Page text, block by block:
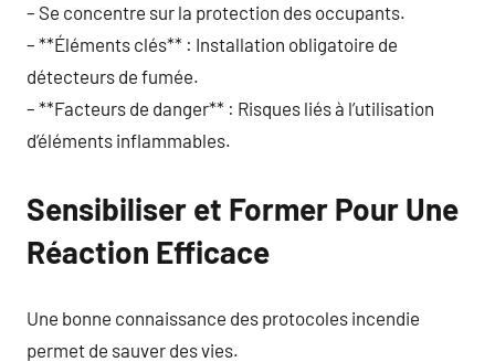
– Se concentre sur la protection des occupants.
– **Éléments clés** : Installation obligatoire de
détecteurs de fumée.
– **Facteurs de danger** : Risques liés à l’utilisation
d’éléments inflammables.
Sensibiliser et Former Pour Une
Réaction Efficace
Une bonne connaissance des protocoles incendie
permet de sauver des vies.